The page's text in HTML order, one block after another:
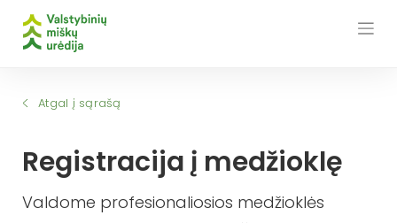
Atgal į sąrašą
Registracija į medžioklę
Valdome profesionaliosios medžioklės